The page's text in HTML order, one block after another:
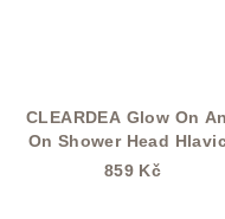
CLEARDEA Glow On
On Shower Head
859 Kč